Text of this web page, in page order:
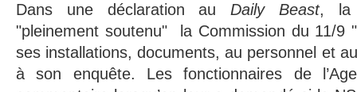
Dans une déclaration au Daily Beast, la
"pleinement soutenu" la Commission du 11/9
ses installations, documents, au personnel et
à son enquête. Les fonctionnaires de